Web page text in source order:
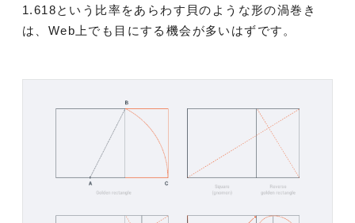
1.618という比率をあらわす貝のような形の渦巻き
は、Web上でも目にする機会が多いはずです。